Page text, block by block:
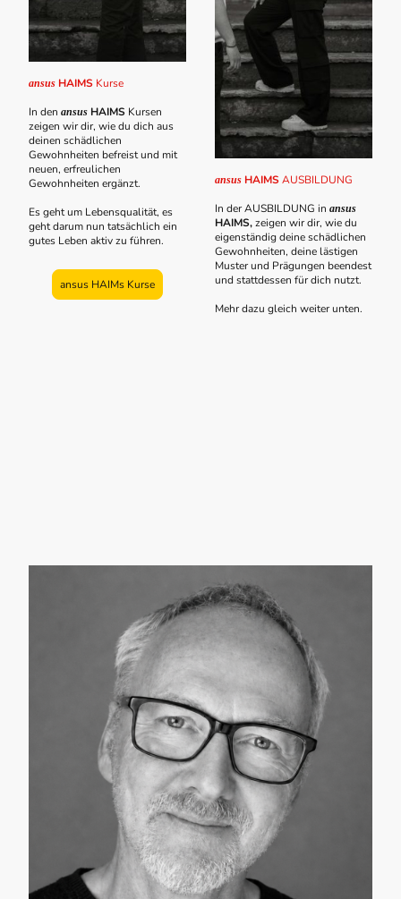
ansus HAIMS Kurse
In den ansus HAIMS Kursen
zeigen wir dir, wie du dich aus
deinen schädlichen
Gewohnheiten befreist und mit
neuen, erfreulichen
Gewohnheiten ergänzt.
Es geht um Lebensqualität, es
geht darum nun tatsächlich ein
gutes Leben aktiv zu führen.
ansus HAIMs Kurse
ansus HAIMSAUSBILDUNG
In der AUSBILDUNG in ansus
HAIMS,zeigen wir dir, wie du
eigenständig deine schädlichen
Gewohnheiten, deine lästigen
Muster und Prägungen beendest
und stattdessen für dich nutzt.
Mehr dazu gleich weiter unten.